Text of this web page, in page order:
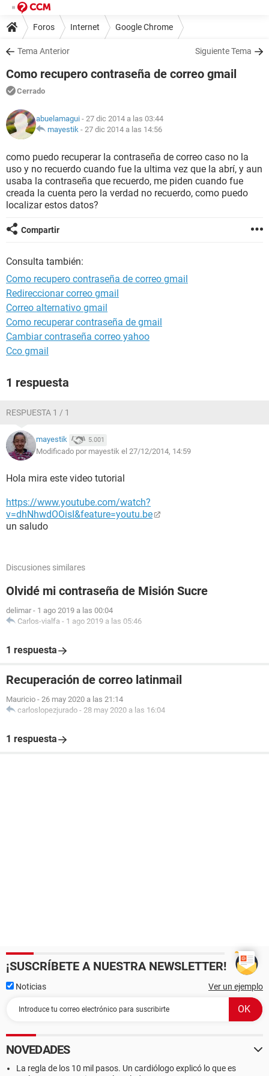
Foros Internet Google Chrome
Tema Anterior Siguiente Tema
Como recupero contraseña de correo gmail
Cerrado
abuelamagui - 27 dic 2014 a las 03:44
mayestik - 27 dic 2014 a las 14:56
como puedo recuperar la contraseña de correo caso no la
uso y no recuerdo cuando fue la ultima vez que la abrí, y aun
usaba la contraseña que recuerdo, me piden cuando fue
creada la cuenta pero la verdad no recuerdo, como puedo
localizar estos datos?
Compartir
Consulta también:
Como recupero contraseña de correo gmail
Redireccionar correo gmail
Correo alternativo gmail
Como recuperar contraseña de gmail
Cambiar contraseña correo yahoo
Cco gmail
1 respuesta
RESPUESTA 1 / 1
mayestik 5.001
Modificado por mayestik el 27/12/2014, 14:59
Hola mira este video tutorial
https://www.youtube.com/watch?
v=dhNhwdOOisI&feature=youtu.be
un saludo
Discusiones similares
Olvidé mi contraseña de Misión Sucre
delimar - 1 ago 2019 a las 00:04
Carlos-vialfa - 1 ago 2019 a las 05:46
1 respuesta
Recuperación de correo latinmail
Mauricio - 26 may 2020 a las 21:14
carloslopezjurado - 28 may 2020 a las 16:04
1 respuesta
¡SUSCRÍBETE A NUESTRA NEWSLETTER!
Noticias Ver un ejemplo
NOVEDADES
La regla de los 10 mil pasos. Un cardiólogo explicó lo que es